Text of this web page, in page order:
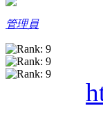
管理員